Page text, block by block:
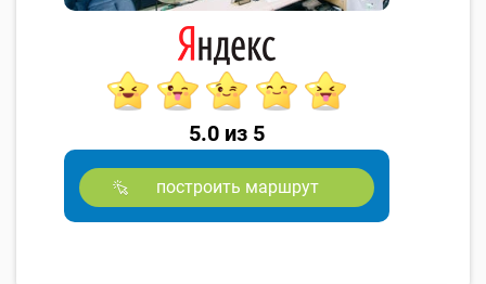
5.0 из 5
построить маршрут